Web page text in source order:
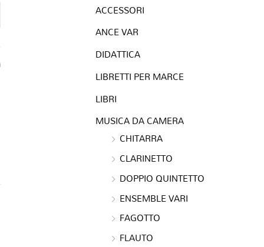
ACCESSORI
ANCE VAR
DIDATTICA
LIBRETTI PER MARCE
LIBRI
MUSICA DA CAMERA
CHITARRA
CLARINETTO
DOPPIO QUINTETTO
ENSEMBLE VARI
FAGOTTO
FLAUTO